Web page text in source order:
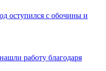
оступился с обочины и
работу благодаря